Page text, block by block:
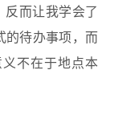
反而让我学会了
的待办事项，而
不在于地点本